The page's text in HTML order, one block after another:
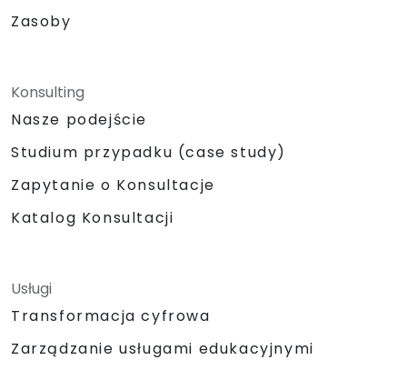
Zasoby
Konsulting
Nasze podejście
Studium przypadku (case study)
Zapytanie o Konsultacje
Katalog Konsultacji
Usługi
Transformacja cyfrowa
Zarządzanie usługami edukacyjnymi